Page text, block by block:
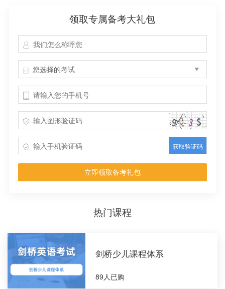
领取专属备考大礼包
您选择的考试
获取验证码
立即领取备考礼包
热门课程
剑桥少儿课程体系
89人已购